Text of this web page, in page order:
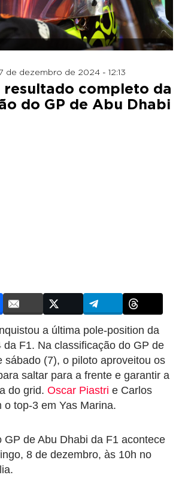
de dezembro de 2024 - 12:13
resultado completo da
do GP de Abu Dhabi
a última pole-position da
da F1. Na classificação do GP de
sábado (7), o piloto aproveitou os
saltar para a frente e garantir a
do grid. Oscar Piastri e Carlos
o top-3 em Yas Marina.
GP de Abu Dhabi da F1 acontece
8 de dezembro, às 10h no